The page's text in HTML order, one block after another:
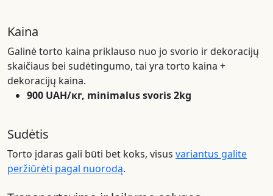
Kaina
Galinė torto kaina priklauso nuo jo svorio ir dekoracijų
skaičiaus bei sudėtingumo, tai yra torto kaina +
dekoracijų kaina.
900 UAH/кг, minimalus svoris 2kg
Sudėtis
Torto įdaras gali būti bet koks, visus variantus galite
peržiūrėti pagal nuorodą.